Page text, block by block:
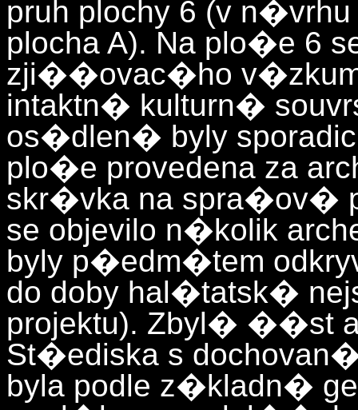
pruh plochy 6 (v
plocha A). Na plo�e 6
zji��ovac�ho
intaktn� kulturn�
os�dlen� byly
plo�e provedena za
skr�vka na spra�ov�
se objevilo n�kolik
byly p�edm�tem
do doby hal�tatsk�
projektu). Zbyl� ��st
St�ediska s
byla podle z�kladn�